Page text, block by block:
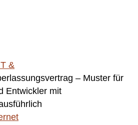
&
– Muster für
Entwickler mit